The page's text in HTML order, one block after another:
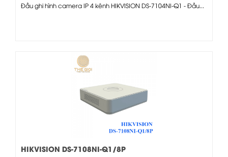
Đầu ghi hình camera IP 4 kênh HIKVISION DS-7104NI-Q1 - Đầu...
HIKVISION DS-7108NI-Q1/8P